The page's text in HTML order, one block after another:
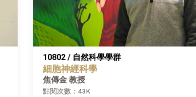
10802 / 自然科學學群
細胞神經科學
焦傳金 教授
點閱次數：43K